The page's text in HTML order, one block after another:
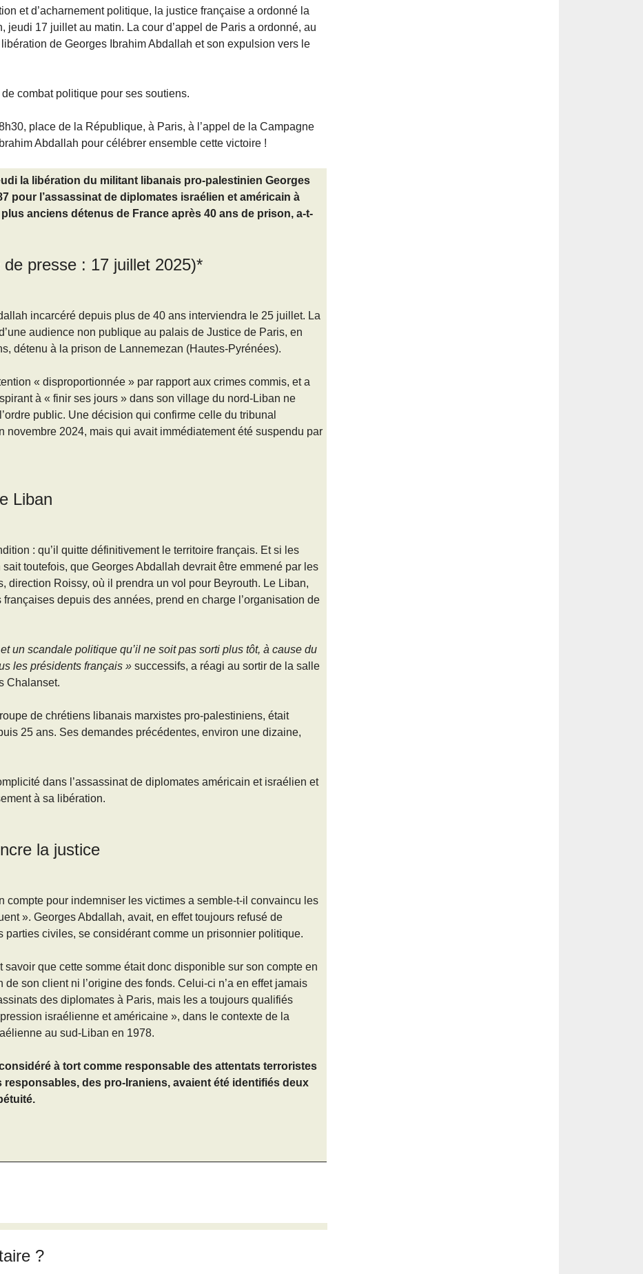
et d’acharnement politique, la justice française a ordonné la
jeudi 17 juillet au matin. La cour d’appel de Paris a ordonné, au
de Georges Ibrahim Abdallah et son expulsion vers le
combat politique pour ses soutiens.
place de la République, à Paris, à l’appel de la Campagne
Abdallah pour célébrer ensemble cette victoire !
la libération du militant libanais pro-palestinien Georges
pour l’assassinat de diplomates israélien et américain à
anciens détenus de France après 40 ans de prison, a-t-
presse : 17 juillet 2025)*
incarcéré depuis plus de 40 ans interviendra le 25 juillet. La
audience non publique au palais de Justice de Paris, en
détenu à la prison de Lannemezan (Hautes-Pyrénées).
« disproportionnée » par rapport aux crimes commis, et a
à « finir ses jours » dans son village du nord-Liban ne
public. Une décision qui confirme celle du tribunal
novembre 2024, mais qui avait immédiatement été suspendu par
Liban
: qu’il quitte définitivement le territoire français. Et si les
toutefois, que Georges Abdallah devrait être emmené par les
direction Roissy, où il prendra un vol pour Beyrouth. Le Liban,
depuis des années, prend en charge l’organisation de
un scandale politique qu’il ne soit pas sorti plus tôt, à cause du
les présidents français » successifs, a réagi au sortir de la salle
Chalanset.
de chrétiens libanais marxistes pro-palestiniens, était
25 ans. Ses demandes précédentes, environ une dizaine,
dans l’assassinat de diplomates américain et israélien et
à sa libération.
la justice
compte pour indemniser les victimes a semble-t-il convaincu les
». Georges Abdallah, avait, en effet toujours refusé de
parties civiles, se considérant comme un prisonnier politique.
savoir que cette somme était donc disponible sur son compte en
son client ni l’origine des fonds. Celui-ci n’a en effet jamais
des diplomates à Paris, mais les a toujours qualifiés
israélienne et américaine », dans le contexte de la
au sud-Liban en 1978.
à tort comme responsable des attentats terroristes
responsables, des pro-Iraniens, avaient été identifiés deux
?